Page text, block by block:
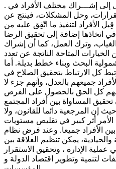
. أما مفهوم المشاركة فيسعى إلى إشـــراك مختلف الأفراد في
وحل المشكلات، فينتج عن
الأفراد لتنفيذ ما اتّفِق عليه من
اتخاذها إضافة إلى تحقيق الرضا
وترك العمل، كما أن إشراك
المتاحة الناتجة عن تعدد
البحث وبناء خطط بديلة. أما
كل الارتباط بتحقيق الصلاح في
جميعهم بالعدل، وأنهم جزء لا
لهم كل الحق بالحصول على الفرص
تحقيق المساواة بين أفراد المجتمع
إن المرجعية دائما للقانون، ولا
الأمر أثر كبير في تقليص مستويات
الأفراد جميعا. وعند فرض نظام
والحيادية، يمكن تنظيم العلاقة بين
الإدارة ، وتحقيق الاستقرار
لتنمية وتطوير اقتصاد الدولة و